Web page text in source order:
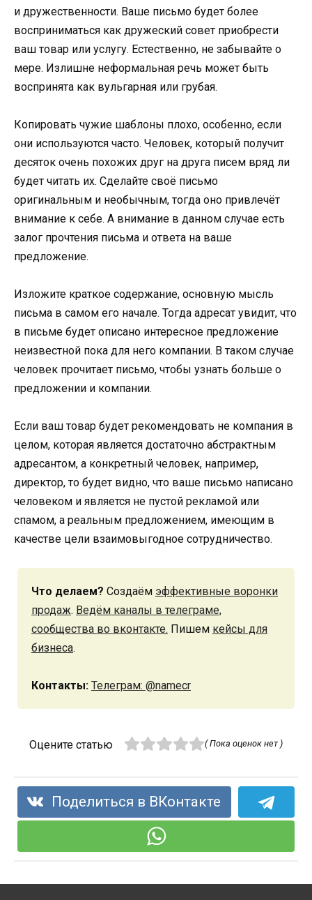
и дружественности. Ваше письмо будет более
восприниматься как дружеский совет приобрести
ваш товар или услугу. Естественно, не забывайте о
мере. Излишне неформальная речь может быть
воспринята как вульгарная или грубая.
Копировать чужие шаблоны плохо, особенно, если
они используются часто. Человек, который получит
десяток очень похожих друг на друга писем вряд ли
будет читать их. Сделайте своё письмо
оригинальным и необычным, тогда оно привлечёт
внимание к себе. А внимание в данном случае есть
залог прочтения письма и ответа на ваше
предложение.
Изложите краткое содержание, основную мысль
письма в самом его начале. Тогда адресат увидит, что
в письме будет описано интересное предложение
неизвестной пока для него компании. В таком случае
человек прочитает письмо, чтобы узнать больше о
предложении и компании.
Если ваш товар будет рекомендовать не компания в
целом, которая является достаточно абстрактным
адресантом, а конкретный человек, например,
директор, то будет видно, что ваше письмо написано
человеком и является не пустой рекламой или
спамом, а реальным предложением, имеющим в
качестве цели взаимовыгодное сотрудничество.
Что делаем? Создаём эффективные воронки
продаж. Ведём каналы в телеграме,
сообщества во вконтакте. Пишем кейсы для
бизнеса.
Контакты: Телеграм: @namecr
Оцените статью ( Пока оценок нет )
Поделиться в ВКонтакте